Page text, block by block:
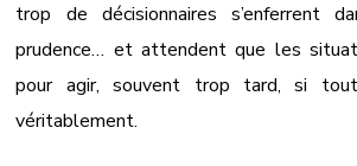
trop de décisionnaires s’enferrent
prudence… et attendent que les
pour agir, souvent trop tard, si
véritablement.